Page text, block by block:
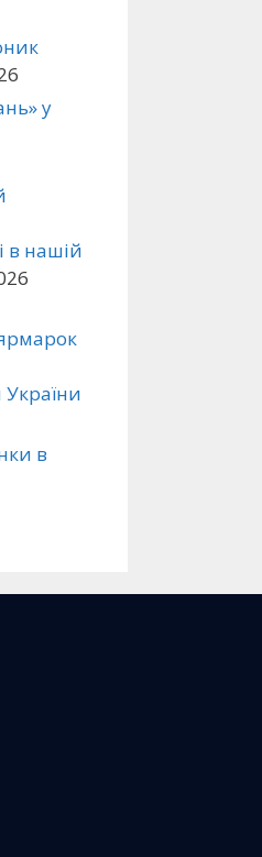
у
в нашій
в